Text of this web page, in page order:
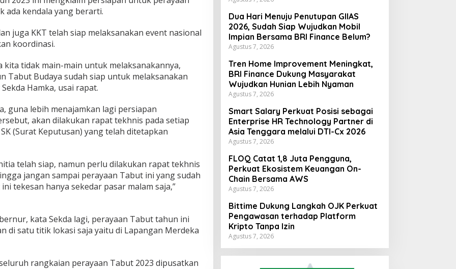
ada kendala yang berarti.
juga KKT telah siap melaksanakan event nasional
koordinasi.
kita tidak main-main untuk melaksanakannya,
Tabut Budaya sudah siap untuk melaksanakan
Hamka, usai rapat.
guna lebih menajamkan lagi persiapan
akan dilakukan rapat tekhnis pada setiap
(Surat Keputusan) yang telah ditetapkan
telah siap, namun perlu dilakukan rapat tekhnis
jangan sampai perayaan Tabut ini yang sudah
tekesan hanya sekedar pasar malam saja,”
kata Sekda lagi, perayaan Tabut tahun ini
di satu titik lokasi saja yaitu di Lapangan Merdeka
rangkaian perayaan Tabut 2023 dipusatkan
Dua Hari Menuju Penutupan GIIAS
2026, Sudah Siap Wujudkan Mobil
Impian Bersama BRI Finance Belum?
Agustus 7, 2026
Tren Home Improvement Meningkat,
BRI Finance Dukung Masyarakat
Wujudkan Hunian Lebih Nyaman
Agustus 7, 2026
Smart Salary Perkuat Posisi sebagai
Enterprise HR Technology Partner di
Asia Tenggara melalui DTI-Cx 2026
Agustus 7, 2026
FLOQ Catat 1,8 Juta Pengguna,
Perkuat Ekosistem Keuangan On-
Chain Bersama AWS
Agustus 7, 2026
Bittime Dukung Langkah OJK Perkuat
Pengawasan terhadap Platform
Kripto Tanpa Izin
Agustus 7, 2026